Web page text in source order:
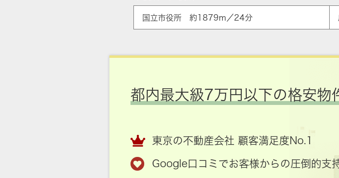
国立市役所 約1879m／24分
都内最大級7万円以下の格安物
東京の不動産会社 顧客満足度No.1
Google口コミでお客様からの圧倒的支